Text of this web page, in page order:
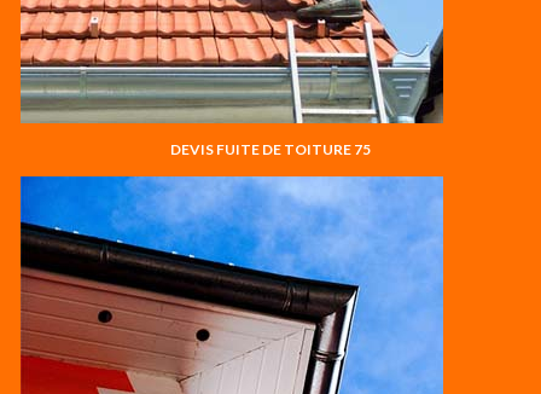
DEVIS FUITE DE TOITURE 75